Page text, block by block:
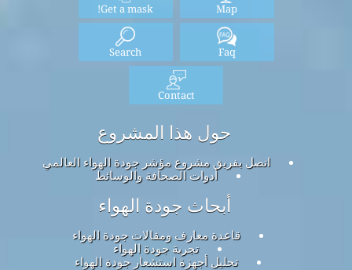
Map
Get a mask!
Faq
Search
Contact
حول هذا المشروع
اتصل بفريق مشروع مؤشر جودة الهواء العالمي
أدوات الصحافة والوسائط
أبحاث جودة الهواء
قاعدة معارف ومقالات جودة الهواء
تجربة جودة الهواء
تحليل أجهزة استشعار جودة الهواء